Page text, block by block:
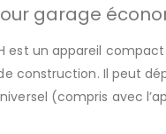
garage
est un appareil
construction. Il peut
(compris avec